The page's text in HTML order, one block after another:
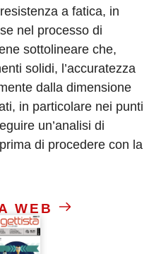
a fatica, in
nel processo di
sottolineare che,
solidi, l’accuratezza
dalla dimensione
in particolare nei punti
un’analisi di
di procedere con la
WEB